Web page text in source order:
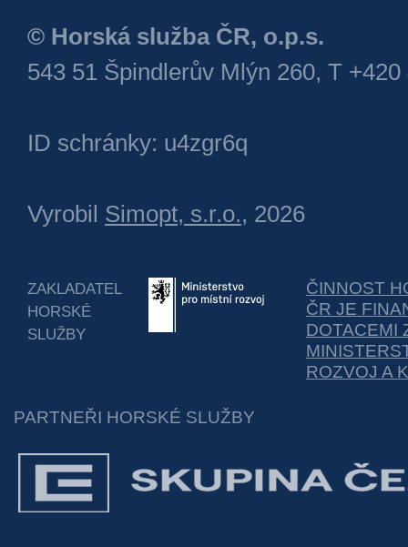
© Horská služba ČR, o.p.s.
543 51 Špindlerův Mlýn 260, T +420
ID schránky: u4zgr6q
Vyrobil Simopt, s.r.o., 2026
ZAKLADATEL
HORSKÉ
SLUŽBY
ČINNOST
ČR JE
DOTACEMI
ROZVOJ A
PARTNEŘI HORSKÉ SLUŽBY